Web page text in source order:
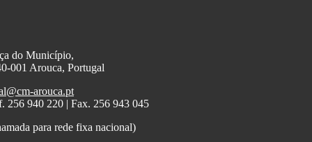
do Município,
001 Arouca, Portugal
arouca.pt
256 940 220 | Fax. 256 943 045
para rede fixa nacional)